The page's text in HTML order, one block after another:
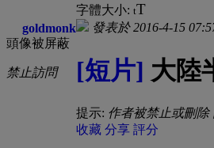
goldmonk
頭像被屏蔽
禁止訪問
字體大小: tT
發表於 2016-4-15
[短片] 大陸
提示: 作者被禁止或刪除
收藏 分享 評分